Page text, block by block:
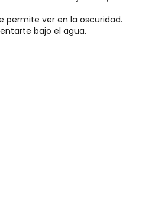
permite ver en la oscuridad.
bajo el agua.